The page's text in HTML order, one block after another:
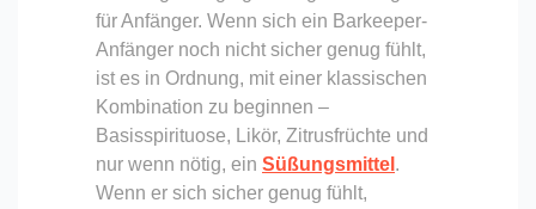
für Anfänger. Wenn sich ein Barkeeper-
Anfänger noch nicht sicher genug fühlt,
ist es in Ordnung, mit einer klassischen
Kombination zu beginnen –
Basisspirituose, Likör, Zitrusfrüchte und
nur wenn nötig, ein Süßungsmittel .
Wenn er sich sicher genug fühlt,